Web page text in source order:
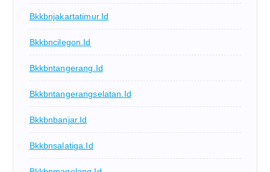
Bkkbnjakartatimur.id
Bkkbncilegon.id
Bkkbntangerang.id
Bkkbntangerangselatan.id
Bkkbnbanjar.id
Bkkbnsalatiga.id